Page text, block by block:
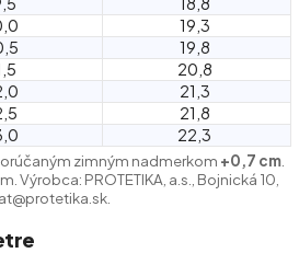
19,3
19,8
20,8
21,3
21,8
22,3
zimným nadmerkom +0,7 cm
Výrobca: PROTETIKA, a.s., Bojnická 10,